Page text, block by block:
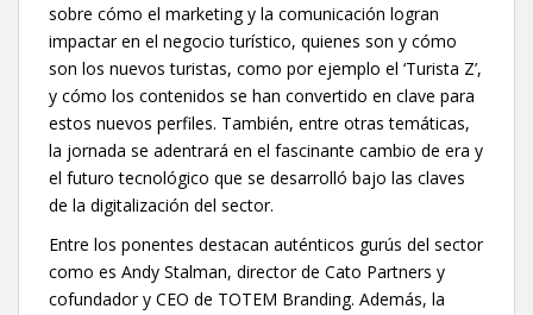
sobre cómo el marketing y la comunicación logran
impactar en el negocio turístico, quienes son y cómo
son los nuevos turistas, como por ejemplo el ‘Turista Z’,
y cómo los contenidos se han convertido en clave para
estos nuevos perfiles. También, entre otras temáticas,
la jornada se adentrará en el fascinante cambio de era y
el futuro tecnológico que se desarrolló bajo las claves
de la digitalización del sector.
Entre los ponentes destacan auténticos gurús del sector
como es Andy Stalman, director de Cato Partners y
cofundador y CEO de TOTEM Branding. Además, la